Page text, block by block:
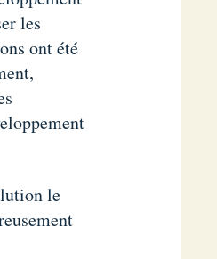
les
ont été
le